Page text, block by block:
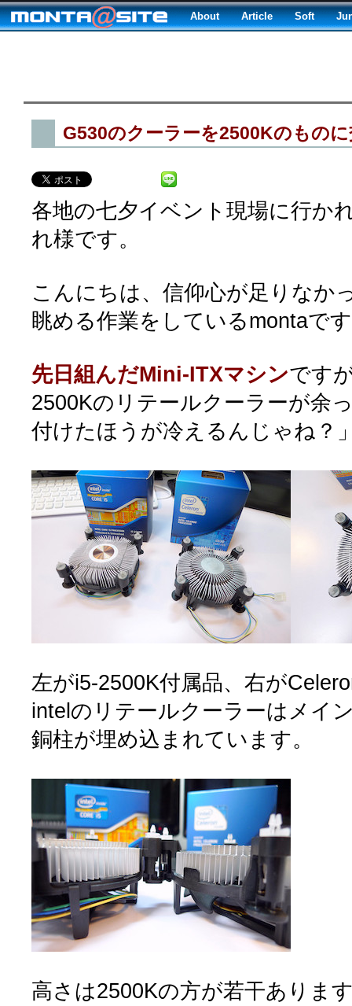
About Article Soft
G530のクーラーを2500Kのもの
各地の七夕イベント現場に行か
れ様です。
こんにちは、信仰心が足りなか
眺める作業をしているmontaで
先日組んだMini-ITXマシンです
2500Kのリテールクーラーが余
付けたほうが冷えるんじゃね？
左がi5-2500K付属品、右が
intelのリテールクーラーはメイ
銅柱が埋め込まれています。
高さは2500Kの方が若干ありま